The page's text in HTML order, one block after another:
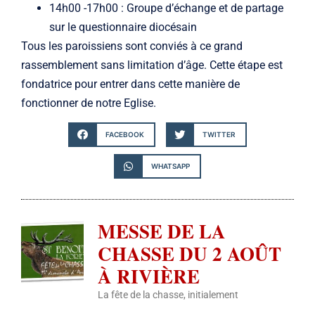
14h00 -17h00 : Groupe d’échange et de partage
sur le questionnaire diocésain
Tous les paroissiens sont conviés à ce grand
rassemblement sans limitation d’âge. Cette étape est
fondatrice pour entrer dans cette manière de
fonctionner de notre Eglise.
FACEBOOK TWITTER
WHATSAPP
MESSE DE LA
CHASSE DU 2 AOÛT
À RIVIÈRE
La fête de la chasse, initialement